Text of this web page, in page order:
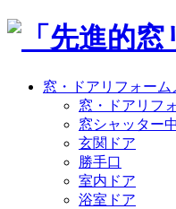
窓・ドアリフォーム
窓・ドアリフ
窓シャッター
玄関ドア
勝手口
室内ドア
浴室ドア